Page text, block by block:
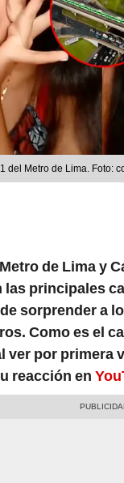
del Metro de Lima. Foto:
de Lima y
las principales
sorprender a
Como es el
ver por primera
reacción en